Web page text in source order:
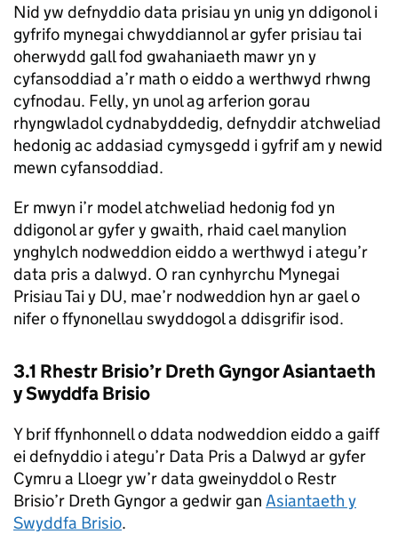
Nid yw defnyddio data prisiau yn unig yn ddigonol i
gyfrifo mynegai chwyddiannol ar gyfer prisiau tai
oherwydd gall fod gwahaniaeth mawr yn y
cyfansoddiad a’r math o eiddo a werthwyd rhwng
cyfnodau. Felly, yn unol ag arferion gorau
rhyngwladol cydnabyddedig, defnyddir atchweliad
hedonig ac addasiad cymysgedd i gyfrif am y newid
mewn cyfansoddiad.
Er mwyn i’r model atchweliad hedonig fod yn
ddigonol ar gyfer y gwaith, rhaid cael manylion
ynghylch nodweddion eiddo a werthwyd i ategu’r
data pris a dalwyd. O ran cynhyrchu Mynegai
Prisiau Tai y DU, mae’r nodweddion hyn ar gael o
nifer o ffynonellau swyddogol a ddisgrifir isod.
3.1 Rhestr Brisio’r Dreth Gyngor Asiantaeth
y Swyddfa Brisio
Y brif ffynhonnell o ddata nodweddion eiddo a gaiff
ei defnyddio i ategu’r Data Pris a Dalwyd ar gyfer
Cymru a Lloegr yw’r data gweinyddol o Restr
Brisio’r Dreth Gyngor a gedwir gan Asiantaeth y
Swyddfa Brisio.